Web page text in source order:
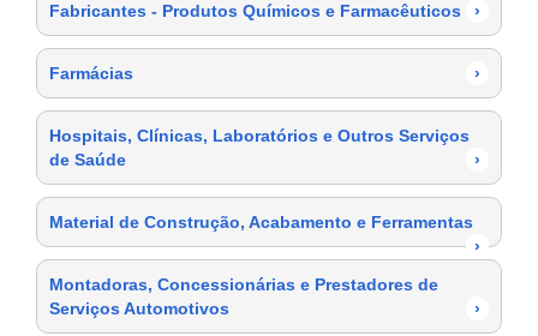
Fabricantes - Produtos Químicos e Farmacêuticos ›
Farmácias ›
Hospitais, Clínicas, Laboratórios e Outros Serviços
de Saúde
›
Material de Construção, Acabamento e Ferramentas
›
Montadoras, Concessionárias e Prestadores de
Serviços Automotivos
›